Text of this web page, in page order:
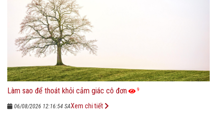
Làm sao để thoát khỏi cảm giác cô đơn 9
06/08/2026 12:16:54 SAXem chi tiết